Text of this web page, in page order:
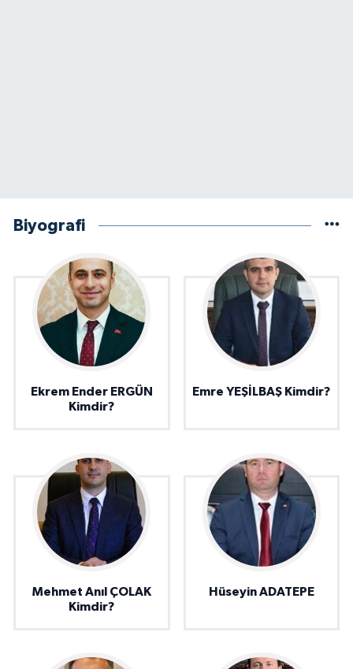
Biyografi
Ekrem Ender ERGÜN
Kimdir?
Emre YEŞİLBAŞ Kimdir?
Mehmet Anıl ÇOLAK
Kimdir?
Hüseyin ADATEPE